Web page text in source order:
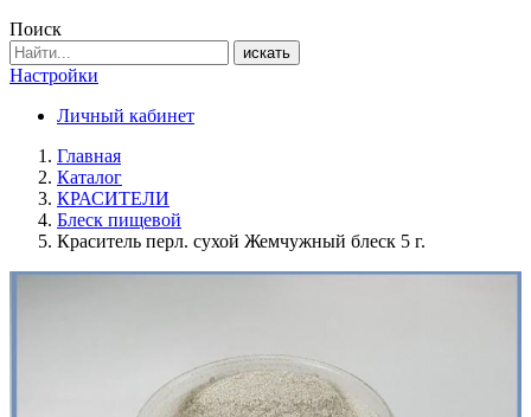
Поиск
искать
Настройки
Личный кабинет
Главная
Каталог
КРАСИТЕЛИ
Блеск пищевой
Краситель перл. сухой Жемчужный блеск 5 г.